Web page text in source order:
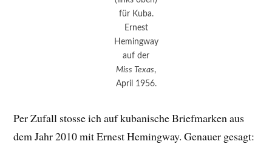
für Kuba.
Ernest
Hemingway
auf der
Miss Texas,
April 1956.
Per Zufall stosse ich auf kubanische Briefmarken aus
dem Jahr 2010 mit Ernest Hemingway. Genauer gesagt: